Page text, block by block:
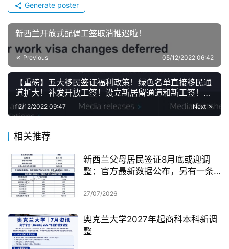
Generate poster
新西兰开放式配偶工签取消推迟啦！
Previous 05/12/2022 06:42
【重磅】五大移民签证福利政策！绿色名单直接移民通
道扩大！补发开放工签！设立新居留通道和新工签！
AEWV强制认证延期！
Next
12/12/2022 09:47
相关推荐
新西兰父母居民签证8月底或迎调
整：官方最新数据公布，另有一条
27/07/2026
奥克兰大学2027年起商科本科新调
整